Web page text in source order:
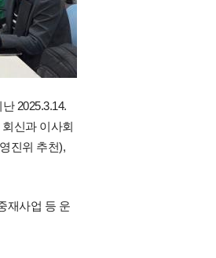
2025.3.14.
신과 이사회
진위 추천),
재사업 등 운